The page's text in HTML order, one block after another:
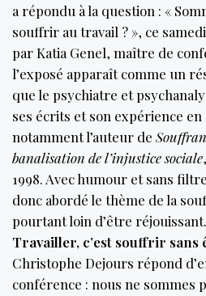
a répondu à la question : «
souffrir au travail ? », ce
par Katia Genel, maître de
l’exposé apparaît comme un
que le psychiatre et
ses écrits et son expérience
notamment l’auteur de
banalisation de l’injustice sociale
1998. Avec humour et sans
donc abordé le thème de la
pourtant loin d’être réjouissant.
Travailler, c’est souffrir sans
Christophe Dejours répond
conférence : nous ne sommes